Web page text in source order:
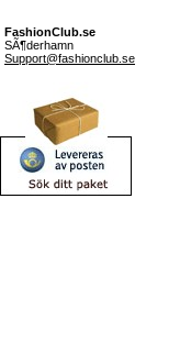
FashionClub.se
SÃ¶derhamn
Support@fashionclub.se